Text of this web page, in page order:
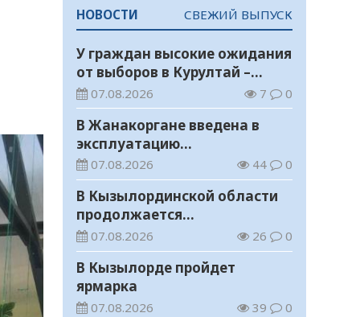
НОВОСТИ СВЕЖИЙ ВЫПУСК
У граждан высокие ожидания
от выборов в Курултай –
опрос общественного мнения
07.08.2026 7 0
В Жанакоргане введена в
эксплуатацию
водораспределительная
станция
07.08.2026 44 0
В Кызылординской области
продолжается
экологическая акция «Таза
Қазақстан»
07.08.2026 26 0
В Кызылорде пройдет
ярмарка
07.08.2026 39 0